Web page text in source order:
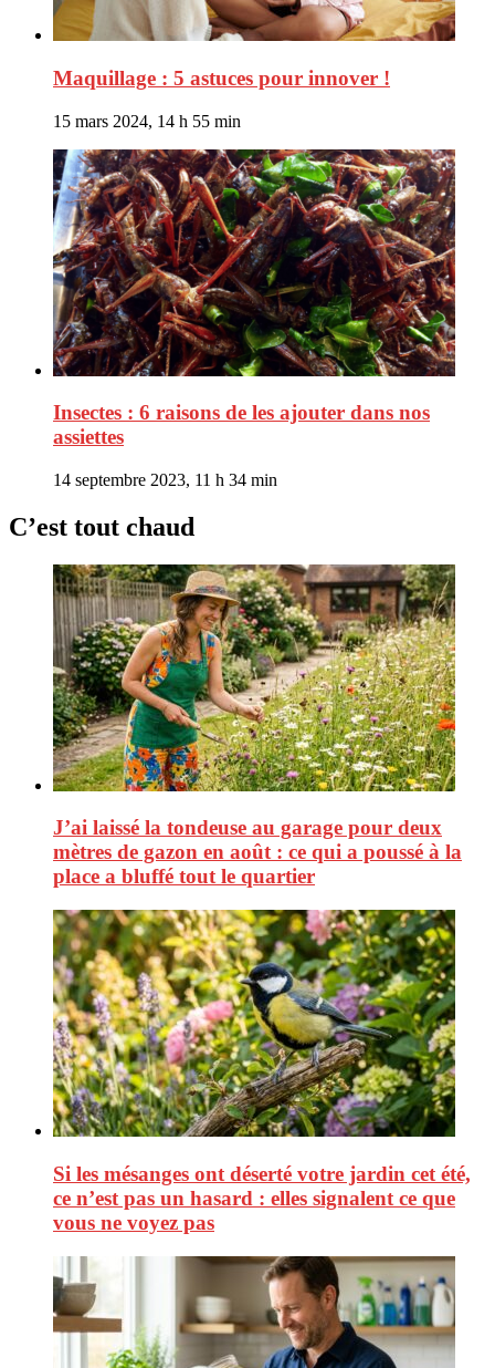
Maquillage : 5 astuces pour innover !
15 mars 2024, 14 h 55 min
Insectes : 6 raisons de les ajouter dans nos
assiettes
14 septembre 2023, 11 h 34 min
C’est tout chaud
J’ai laissé la tondeuse au garage pour deux
mètres de gazon en août : ce qui a poussé à la
place a bluffé tout le quartier
Si les mésanges ont déserté votre jardin cet été,
ce n’est pas un hasard : elles signalent ce que
vous ne voyez pas